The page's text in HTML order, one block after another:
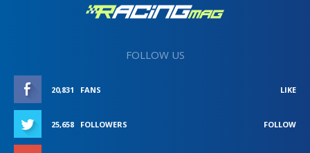
FOLLOW US
20,831 FANS LIKE
25,658 FOLLOWERS FOLLOW